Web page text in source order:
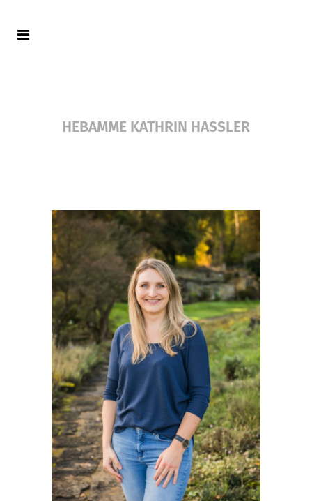
HEBAMME KATHRIN HASSLER